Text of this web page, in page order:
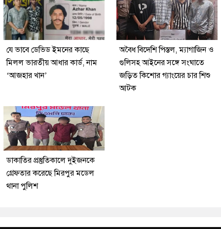
যে ভাবে ডেভিড ইমনের কাছে
মিলল ভারতীয় আধার কার্ড, নাম
‘আজহার খান’
অবৈধ বিদেশি পিস্তল, ম্যাগাজিন ও
গুলিসহ আইনের সঙ্গে সংঘাতে
জড়িত কিশোর গ্যাংয়ের চার শিশু
আটক
ডাকাতির প্রস্তুতিকালে দুইজনকে
গ্রেফতার করেছে মিরপুর মডেল
থানা পুলিশ